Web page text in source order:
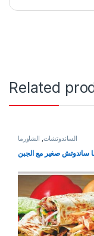
Related
الساندوتشات الشاورما
ساندوتش صغير مع الجبن